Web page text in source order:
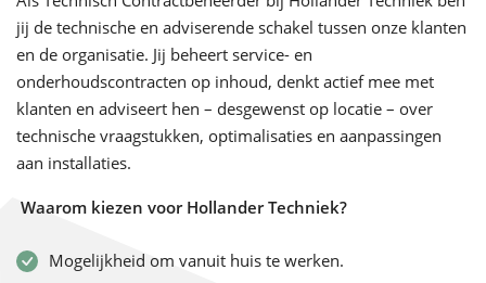
jij de technische en adviserende schakel tussen onze klanten
en de organisatie. Jij beheert service- en
onderhoudscontracten op inhoud, denkt actief mee met
klanten en adviseert hen – desgewenst op locatie – over
technische vraagstukken, optimalisaties en aanpassingen
aan installaties.
Waarom kiezen voor Hollander Techniek?
Mogelijkheid om vanuit huis te werken.